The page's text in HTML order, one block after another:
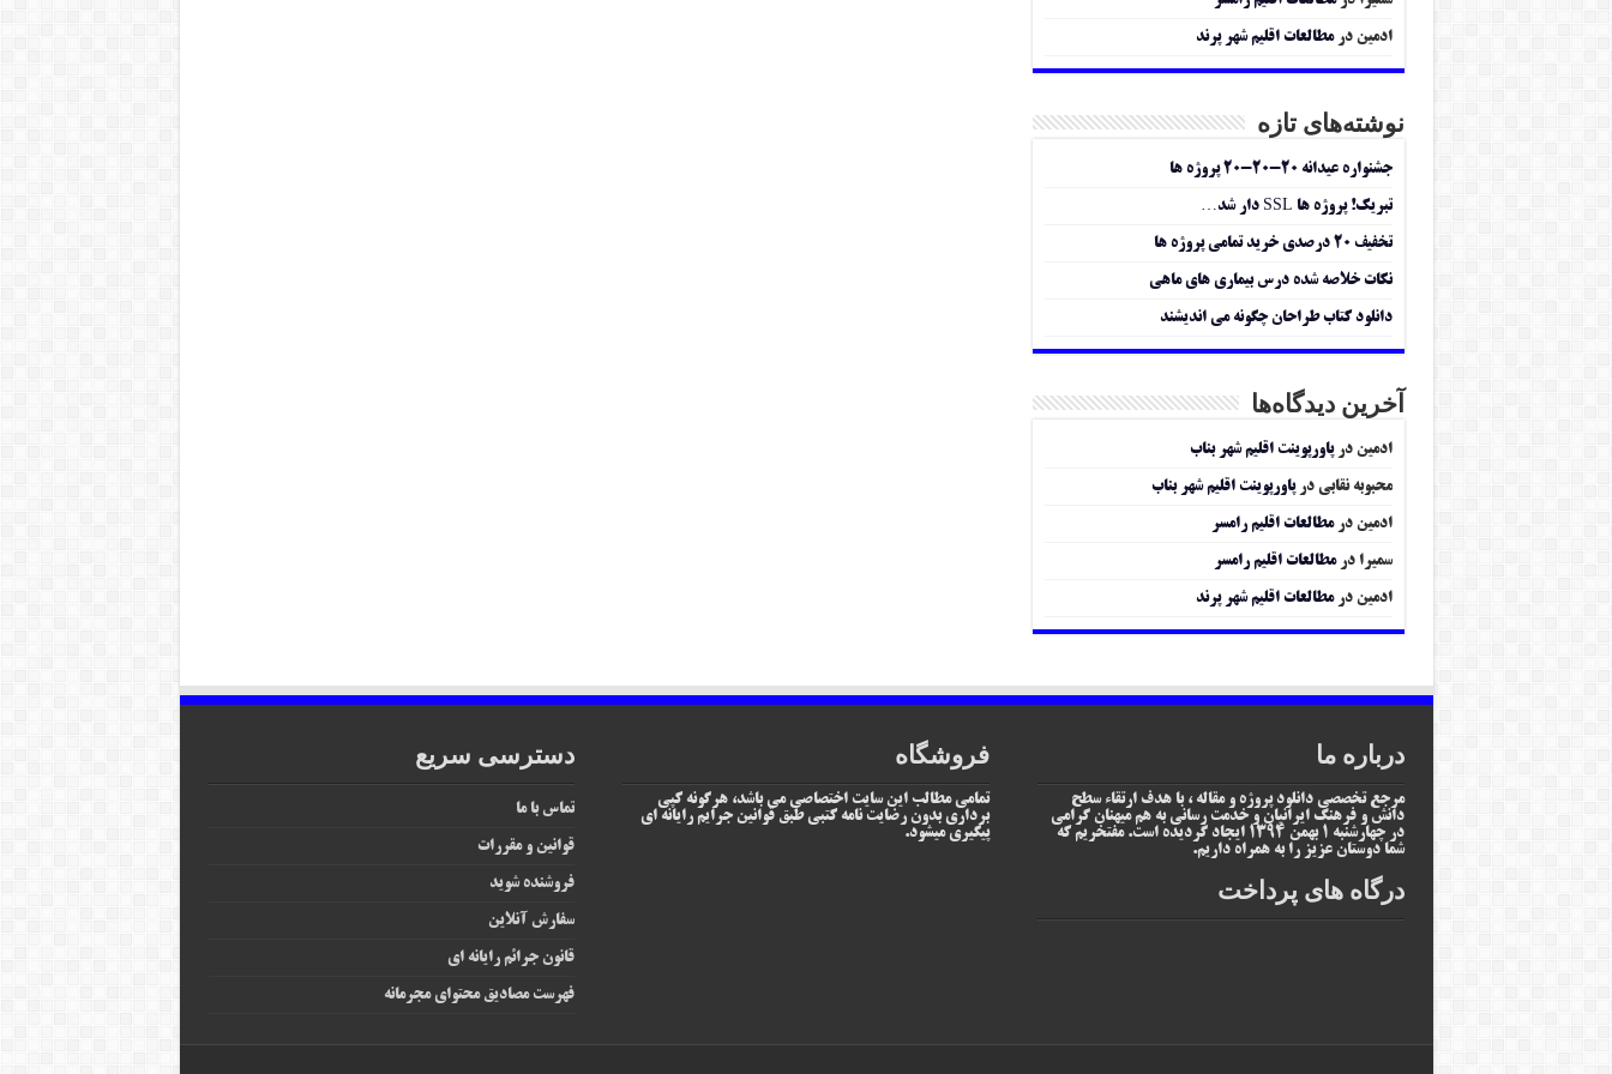
ادمین درمطالعات اقلیم شهر پرند
نوشته‌های تازه
جشنواره عیدانه ۲۰-۲۰-۲۰ پروژه ها
تبریک! پروژه ها SSL دار شد…
تخفیف ۲۰ درصدی خرید تمامی پروژه ها
نکات خلاصه شده درس بیماری های ماهی
دانلود کتاب طراحان چگونه می اندیشند
آخرین دیدگاه‌ها
ادمین درپاورپوینت اقلیم شهر بناب
محبوبه نقابی درپاورپوینت اقلیم شهر بناب
ادمین درمطالعات اقلیم رامسر
سمیرا درمطالعات اقلیم رامسر
ادمین درمطالعات اقلیم شهر پرند
درباره ما
مرجع تخصصی دانلود پروژه و مقاله ، با هدف ارتقاء سطح
دانش و فرهنگ ایرانیان و خدمت رسانی به هم میهنان گرامی
در چهارشنبه 1 بهمن 1394 ایجاد گردیده است. مفتخریم که
شما دوستان عزیز را به همراه داریم.
درگاه های پرداخت
فروشگاه
تمامی مطالب این سایت اختصاصی می باشد، هرگونه کپی
برداری بدون رضایت نامه کتبی طبق قوانین جرایم رایانه ای
پیگیری میشود.
دسترسی سریع
تماس با ما
قوانین و مقررات
فروشنده شوید
سفارش آنلاین
قانون جرائم رایانه‌ ای
فهرست مصادیق محتوای مجرمانه